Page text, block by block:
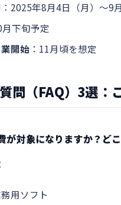
：2025年8月4日（月）～9
月下旬予定
開始 ：11月頃を想定
問（FAQ）3選：
が対象になりますか？ど
用ソフト